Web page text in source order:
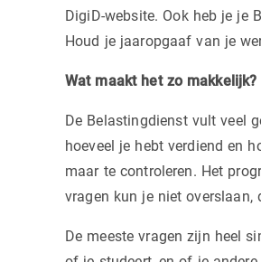
DigiD-website. Ook heb je je
Houd je jaaropgaaf van je
Wat maakt het zo makkelijk?
De Belastingdienst vult veel
hoeveel je hebt verdiend en
maar te controleren. Het
vragen kun je niet overslaan,
De meeste vragen zijn heel